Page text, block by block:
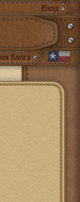
Вход
блога